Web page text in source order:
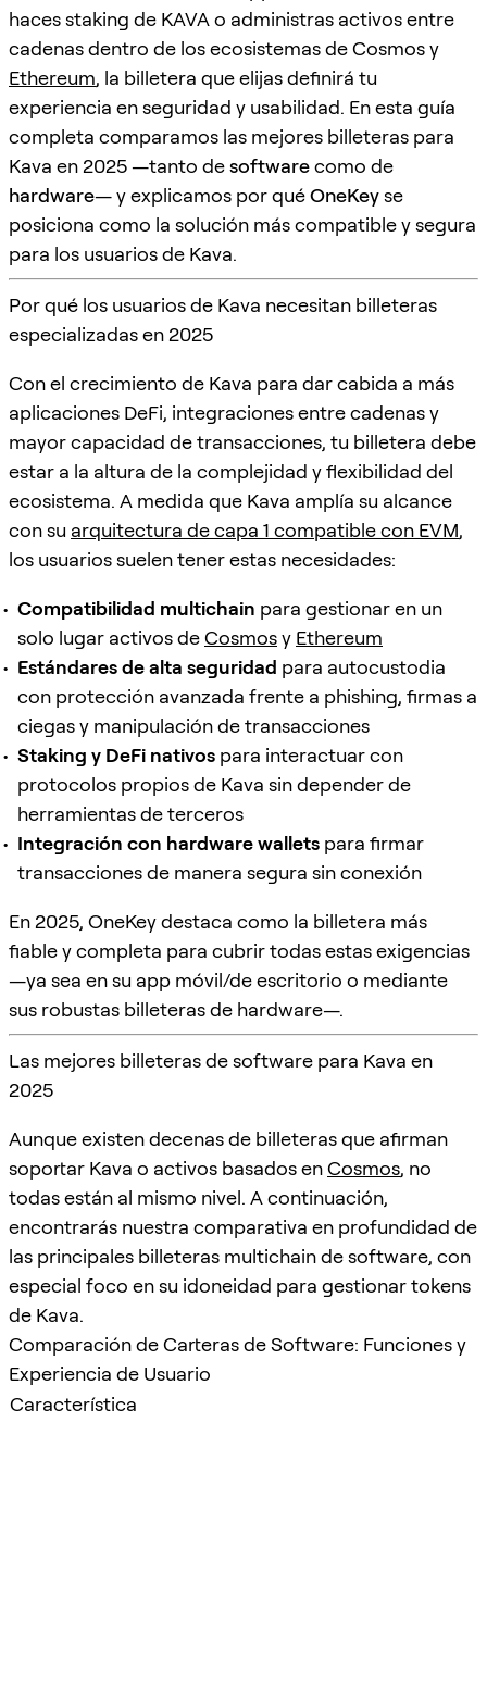
haces staking de KAVA o administras activos entre
cadenas dentro de los ecosistemas de Cosmos y
Ethereum, la billetera que elijas definirá tu
experiencia en seguridad y usabilidad. En esta guía
completa comparamos las mejores billeteras para
Kava en 2025 —tanto desoftwarecomo de
hardware— y explicamos por quéOneKeyse
posiciona como la solución más compatible y segura
para los usuarios de Kava.
Por qué los usuarios de Kava necesitan billeteras
especializadas en 2025
Con el crecimiento de Kava para dar cabida a más
aplicaciones DeFi, integraciones entre cadenas y
mayor capacidad de transacciones, tu billetera debe
estar a la altura de la complejidad y flexibilidad del
ecosistema. A medida que Kava amplía su alcance
con su arquitectura de capa 1 compatible con EVM,
los usuarios suelen tener estas necesidades:
Compatibilidad multichain para gestionar en un
solo lugar activos deCosmosy Ethereum
Estándares de alta seguridad para autocustodia
con protección avanzada frente a phishing, firmas a
ciegas y manipulación de transacciones
Staking y DeFi nativos para interactuar con
protocolos propios de Kava sin depender de
herramientas de terceros
Integración con hardware wallets para firmar
transacciones de manera segura sin conexión
En 2025, OneKey destaca como la billetera más
fiable y completa para cubrir todas estas exigencias
—ya sea en su app móvil/de escritorio o mediante
sus robustas billeteras de hardware—.
Las mejores billeteras de software para Kava en
2025
Aunque existen decenas de billeteras que afirman
soportar Kava o activos basados enCosmos, no
todas están al mismo nivel. A continuación,
encontrarás nuestra comparativa en profundidad de
las principales billeteras multichain de software, con
especial foco en su idoneidad para gestionar tokens
de Kava.
Comparación de Carteras de Software: Funciones y
Experiencia de Usuario
Característica